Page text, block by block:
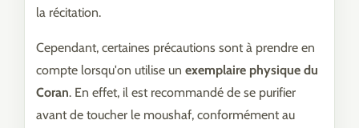
la récitation.
Cependant, certaines précautions sont à prendre en
compte lorsqu'on utilise un exemplaire physique du
Coran. En effet, il est recommandé de se purifier
avant de toucher le moushaf, conformément au